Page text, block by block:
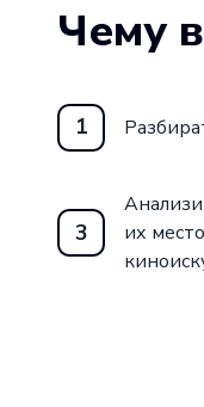
Чему
1
3
их